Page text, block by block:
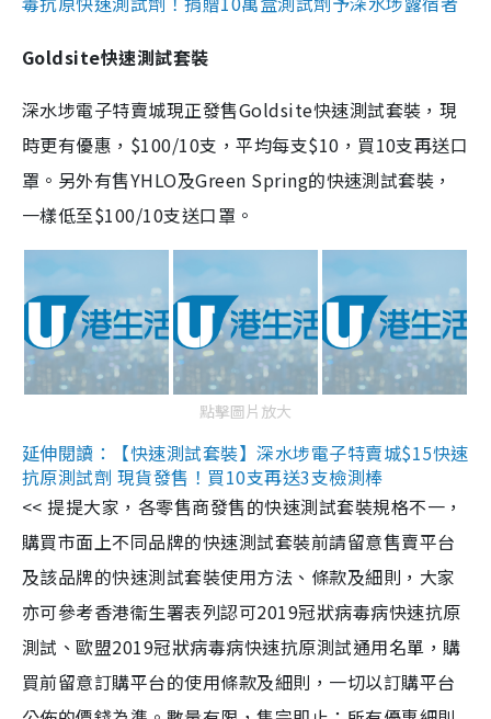
Goldsite快速測試套裝
深水埗電子特賣城現正發售Goldsite快速測試套裝，現
時更有優惠，$100/10支，平均每支$10，買10支再送口
罩。另外有售YHLO及Green Spring的快速測試套裝，
一樣低至$100/10支送口罩。
點擊圖片放大
延伸閱讀：【快速測試套裝】深水埗電子特賣城$15快速
抗原測試劑 現貨發售！買10支再送3支檢測棒
<< 提提大家，各零售商發售的快速測試套裝規格不一，
購買市面上不同品牌的快速測試套裝前請留意售賣平台
及該品牌的快速測試套裝使用方法、條款及細則，大家
亦可參考香港衞生署表列認可2019冠狀病毒病快速抗原
測試、歐盟2019冠狀病毒病快速抗原測試通用名單，購
買前留意訂購平台的使用條款及細則，一切以訂購平台